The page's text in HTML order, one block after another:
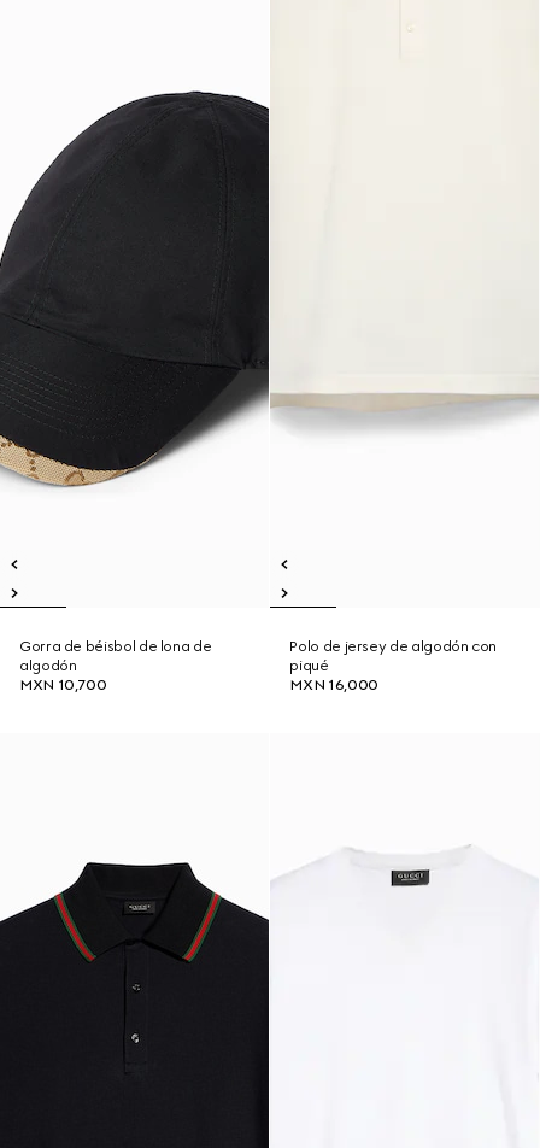
Gorra de béisbol de lona de
algodón
MXN 10,700
Polo de jersey de algodón con
piqué
MXN 16,000